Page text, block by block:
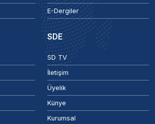
E-Dergiler
SDE
SD TV
İletişim
Üyelik
Künye
Kurumsal